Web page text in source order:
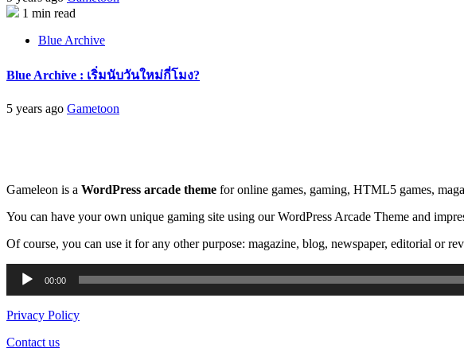
1 min read
Blue Archive
Blue Archive : เริ่มนับวันใหม่กี่โมง?
5 years ago Gametoon
Gameleon is a WordPress arcade theme for online games, gaming, HTML5 games,
You can have your own unique gaming site using our WordPress Arcade Theme and
Of course, you can use it for any other purpose: magazine, blog, newspaper, editorial or
Audio
Player
00:00
Privacy Policy
Contact us